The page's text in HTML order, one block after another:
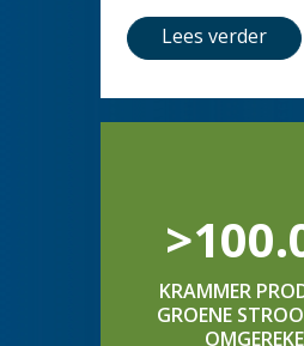
Lees verder
KRAMMER
GROENE